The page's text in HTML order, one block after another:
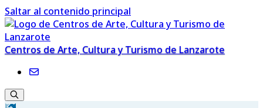
Saltar al contenido principal
Centros de Arte, Cultura y Turismo de Lanzarote